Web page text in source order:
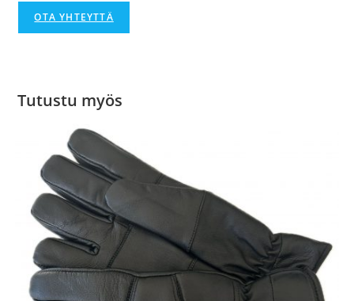
OTA YHTEYTTÄ
Tutustu myös